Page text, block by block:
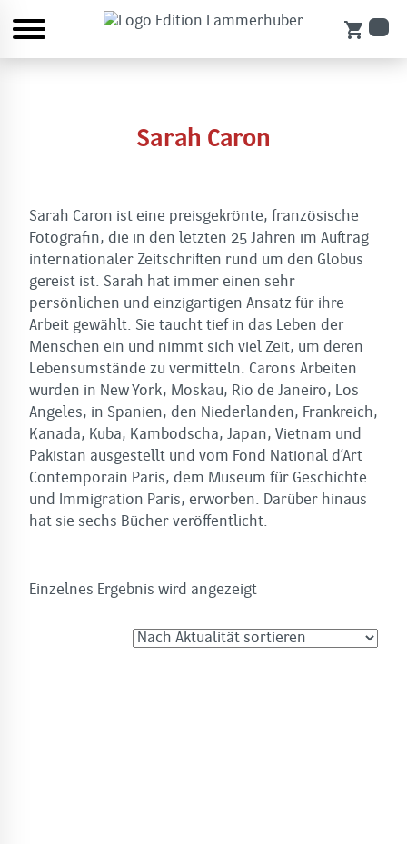
shopping_cart
Sarah Caron
Sarah Caron ist eine preisgekrönte, französische
Fotografin, die in den letzten 25 Jahren im Auftrag
internationaler Zeitschriften rund um den Globus
gereist ist. Sarah hat immer einen sehr
persönlichen und einzigartigen Ansatz für ihre
Arbeit gewählt. Sie taucht tief in das Leben der
Menschen ein und nimmt sich viel Zeit, um deren
Lebensumstände zu vermitteln. Carons Arbeiten
wurden in New York, Moskau, Rio de Janeiro, Los
Angeles, in Spanien, den Niederlanden, Frankreich,
Kanada, Kuba, Kambodscha, Japan, Vietnam und
Pakistan ausgestellt und vom Fond National d‘Art
Contemporain Paris, dem Museum für Geschichte
und Immigration Paris, erworben. Darüber hinaus
hat sie sechs Bücher veröffentlicht.
Einzelnes Ergebnis wird angezeigt